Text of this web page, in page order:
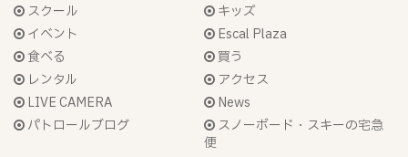
スクール
キッズ
イベント
Escal Plaza
食べる
買う
レンタル
アクセス
LIVE CAMERA
News
パトロールブログ
スノーボード・スキーの宅急
便